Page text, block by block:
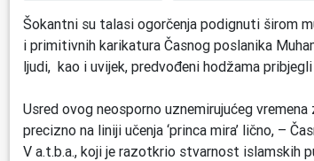
Šokantni su talasi ogorčenja podignuti širom
i primitivnih karikatura Časnog poslanika
ljudi, kao i uvijek, predvođeni hodžama
Usred ovog neosporno uznemirujućeg
precizno na liniji učenja ‘princa mira’ lično, –
V a.t.b.a., koji je razotkrio stvarnost islamskih